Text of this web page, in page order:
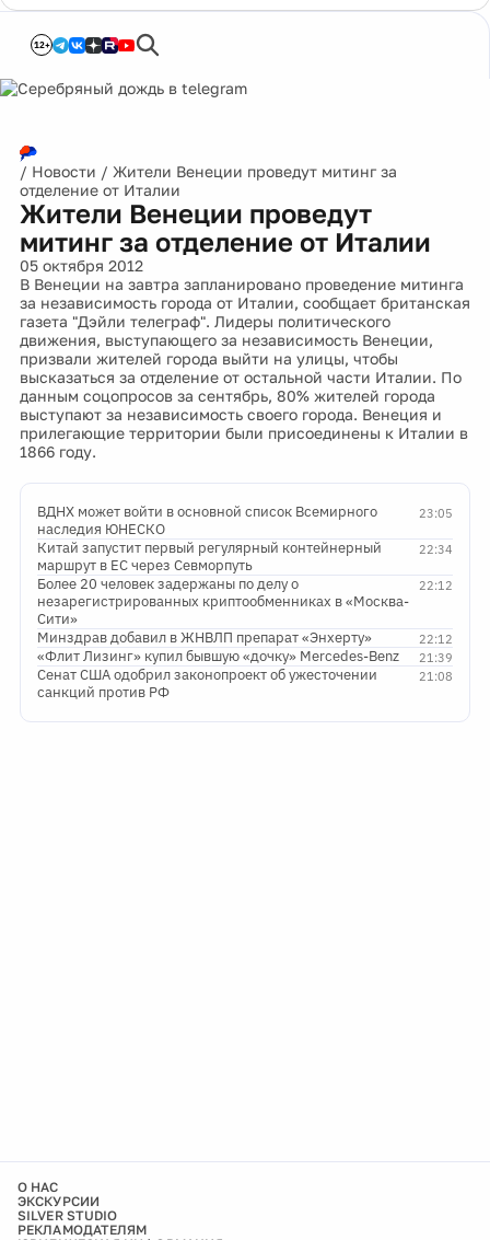
12+
/ Новости / Жители Венеции проведут митинг за
отделение от Италии
Жители Венеции проведут
митинг за отделение от Италии
05 октября 2012
В Венеции на завтра запланировано проведение митинга
за независимость города от Италии, сообщает британская
газета "Дэйли телеграф". Лидеры политического
движения, выступающего за независимость Венеции,
призвали жителей города выйти на улицы, чтобы
высказаться за отделение от остальной части Италии. По
данным соцопросов за сентябрь, 80% жителей города
выступают за независимость своего города. Венеция и
прилегающие территории были присоединены к Италии в
1866 году.
23:05
ВДНХ может войти в основной список Всемирного
наследия ЮНЕСКО
22:34
Китай запустит первый регулярный контейнерный
маршрут в ЕС через Севморпуть
22:12
Более 20 человек задержаны по делу о
незарегистрированных криптообменниках в «Москва-
Сити»
22:12
Минздрав добавил в ЖНВЛП препарат «Энхерту»
21:39
«Флит Лизинг» купил бывшую «дочку» Mercedes-Benz
21:08
Сенат США одобрил законопроект об ужесточении
санкций против РФ
О НАС
ЭКСКУРСИИ
SILVER STUDIO
РЕКЛАМОДАТЕЛЯМ